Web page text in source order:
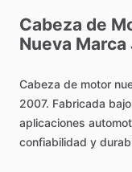
Cabeza de
Nueva Marca
Cabeza de motor
2007. Fabricada bajo
aplicaciones
confiabilidad y